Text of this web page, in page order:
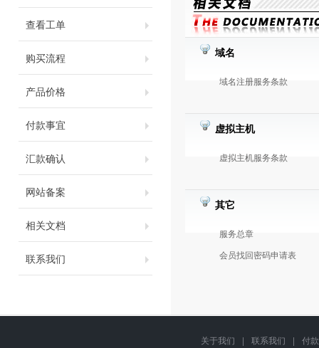
查看工单
购买流程
产品价格
付款事宜
汇款确认
网站备案
相关文档
联系我们
域名
域名注册服务条款
虚拟主机
虚拟主机服务条款
其它
服务总章
会员找回密码申请表
关于我们 | 联系我们 |
付